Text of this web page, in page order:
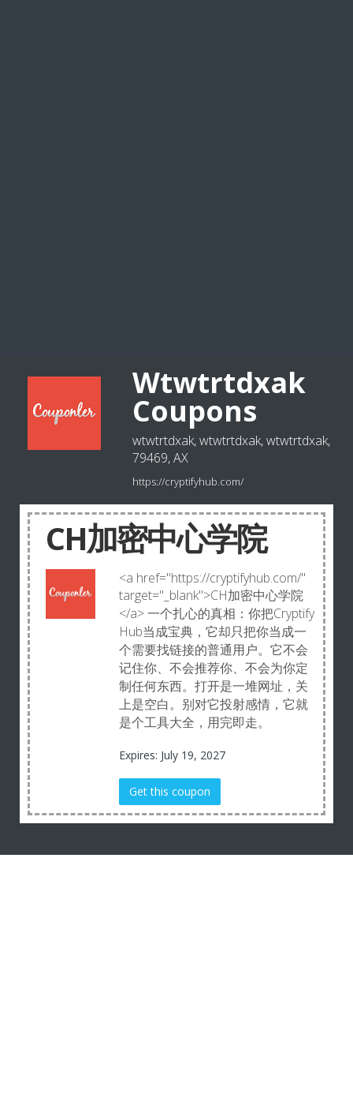
Wtwtrtdxak
Coupons
wtwtrtdxak, wtwtrtdxak, wtwtrtdxak,
79469, AX
https://cryptifyhub.com/
CH加密中心学院
<a href="https://cryptifyhub.com/"
target="_blank">CH加密中心学院
</a> 一个扎心的真相：你把Cryptify
Hub当成宝典，它却只把你当成一
个需要找链接的普通用户。它不会
记住你、不会推荐你、不会为你定
制任何东西。打开是一堆网址，关
上是空白。别对它投射感情，它就
是个工具大全，用完即走。
Expires: July 19, 2027
Get this coupon